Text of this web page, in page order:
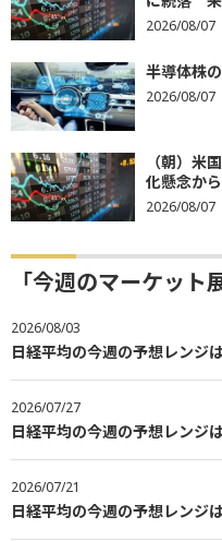
2026/08/07
半導体株
2026/08/07
（朝）米
化懸念か
2026/08/07
「今週のマーケッ
2026/08/03
日経平均の今週の予想レンジ
2026/07/27
日経平均の今週の予想レンジ
2026/07/21
日経平均の今週の予想レンジ